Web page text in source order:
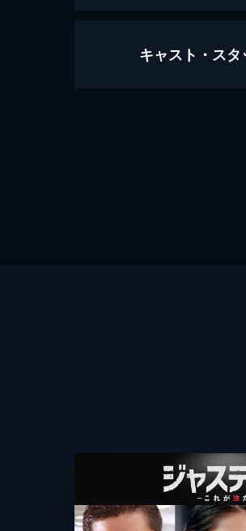
最後の防衛
キャスト・スタ